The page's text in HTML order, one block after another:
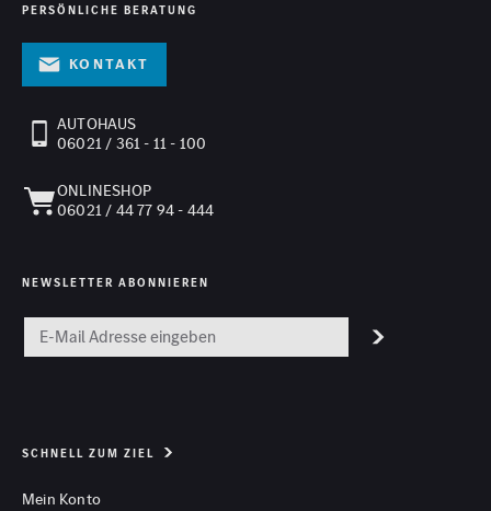
PERSÖNLICHE BERATUNG
Kontakt
AUTOHAUS
06021 / 361 - 11 - 100
ONLINESHOP
06021 / 44 77 94 - 444
NEWSLETTER ABONNIEREN
SCHNELL ZUM ZIEL
Mein Konto